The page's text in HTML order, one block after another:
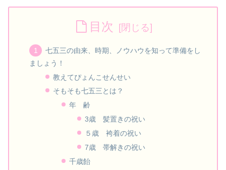
目次
七五三の由来、時期、ノウハウを知って準備をし
ましょう！
教えてぴょんこせんせい
そもそも七五三とは？
年 齢
3歳 髪置きの祝い
５歳 袴着の祝い
7歳 帯解きの祝い
千歳飴